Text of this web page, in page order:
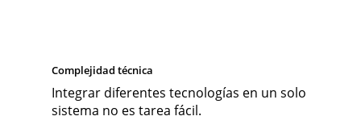
Complejidad técnica
Integrar diferentes tecnologías en un solo
sistema no es tarea fácil.